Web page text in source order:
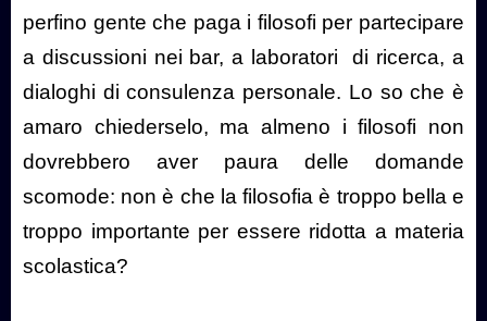
perfino gente che paga i filosofi per partecipare
a discussioni nei bar, a laboratori
di ricerca, a
dialoghi di consulenza personale. Lo so che è
amaro chiederselo, ma almeno i filosofi non
dovrebbero aver paura delle domande
scomode: non è che la filosofia è troppo bella e
troppo importante per essere ridotta a materia
scolastica?